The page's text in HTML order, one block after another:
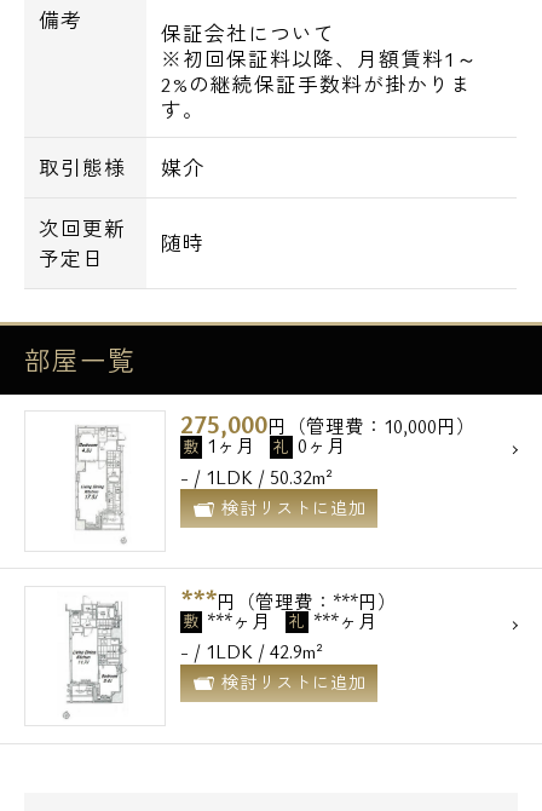
備考
保証会社について
※初回保証料以降、月額賃料1～
2%の継続保証手数料が掛かりま
す。
取引態様 媒介
次回更新
予定日
随時
部屋一覧
275,000円（管理費：10,000円）
敷 1ヶ月 礼 0ヶ月
- / 1LDK / 50.32m²
検討リストに追加
***円（管理費：***円）
敷 ***ヶ月 礼 ***ヶ月
- / 1LDK / 42.9m²
検討リストに追加